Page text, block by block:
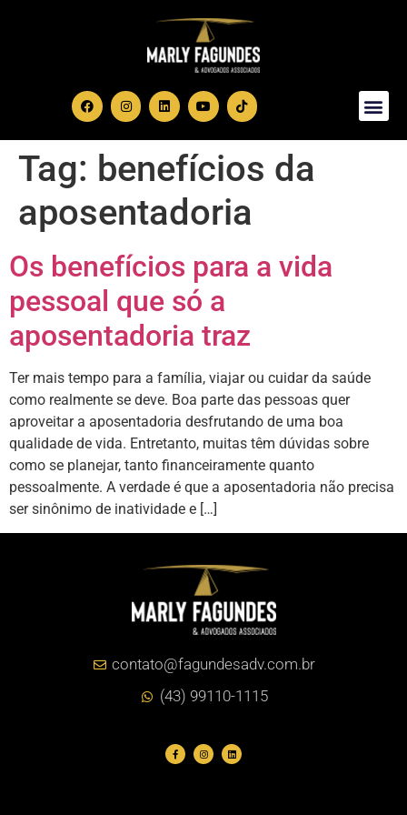
Tag: benefícios da
aposentadoria
Os benefícios para a vida
pessoal que só a
aposentadoria traz
Ter mais tempo para a família, viajar ou cuidar da saúde
como realmente se deve. Boa parte das pessoas quer
aproveitar a aposentadoria desfrutando de uma boa
qualidade de vida. Entretanto, muitas têm dúvidas sobre
como se planejar, tanto financeiramente quanto
pessoalmente. A verdade é que a aposentadoria não precisa
ser sinônimo de inatividade e […]
contato@fagundesadv.com.br
(43) 99110-1115